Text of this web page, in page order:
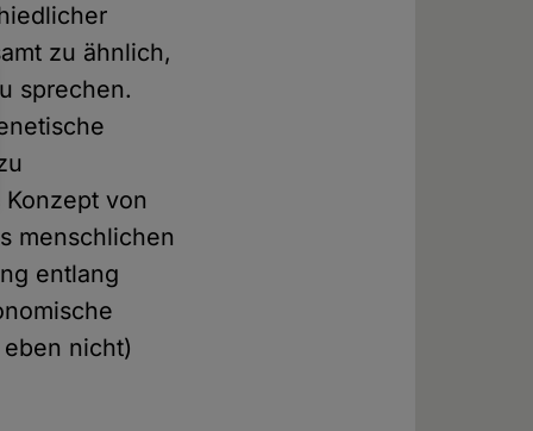
zu ähnlich,
sprechen.
von
menschlichen
entlang
nicht)